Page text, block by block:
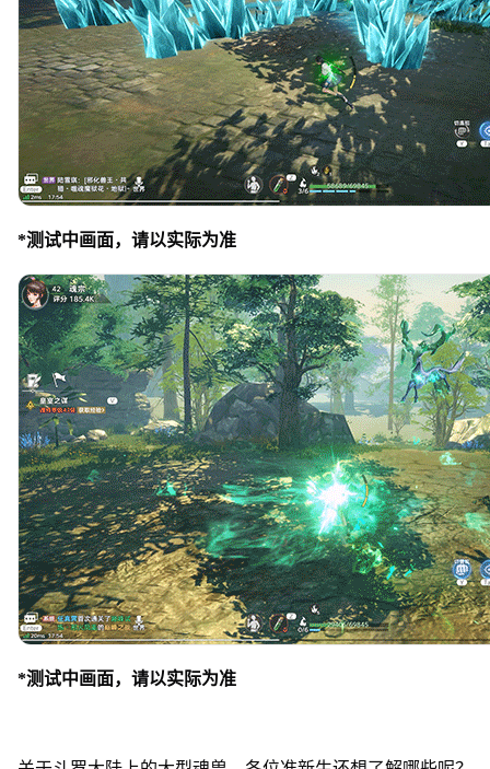
*测试中画面，请以实际为准
*测试中画面，请以实际为准